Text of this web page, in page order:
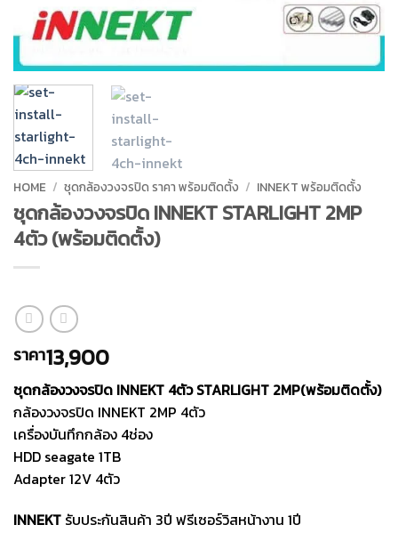
HOME / ชุดกล้องวงจรปิด ราคา พร้อมติดตั้ง / INNEKT พร้อมติดตั้ง
ชุดกล้องวงจรปิด INNEKT STARLIGHT 2MP
4ตัว (พร้อมติดตั้ง)
ราคา13,900
ชุดกล้องวงจรปิด INNEKT 4ตัว STARLIGHT 2MP(พร้อมติดตั้ง)
กล้องวงจรปิด INNEKT 2MP 4ตัว
เครื่องบันทึกกล้อง 4ช่อง
HDD seagate 1TB
Adapter 12V 4ตัว
INNEKT รับประกันสินค้า 3ปี ฟรีเซอร์วิสหน้างาน 1ปี